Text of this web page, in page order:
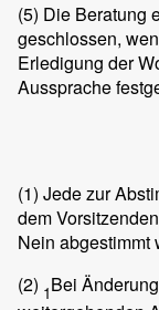
(5) Die Beratung
geschlossen,
Erledigung der
Aussprache
(1) Jede zur
dem
Nein abgestimmt
(2) 1Bei